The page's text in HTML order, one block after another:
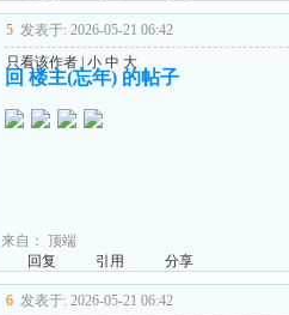
5 发表于: 2026-05-21 06:42
只看该作者| 小 中 大
回 楼主(忘年) 的帖子
来自： 顶端
回复
引用 分享
6 发表于: 2026-05-21 06:42